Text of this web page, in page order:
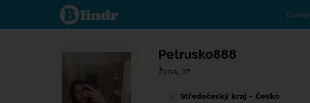
Find out
what's
under
Domov
Petrusko888
Žena, 27
Středočeský kraj - Česko